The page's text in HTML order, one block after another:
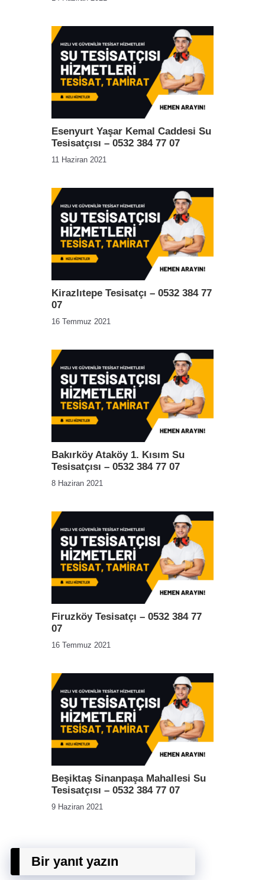
Esenyurt Yaşar Kemal Caddesi Su
Tesisatçısı – 0532 384 77 07
11 Haziran 2021
Kirazlıtepe Tesisatçı – 0532 384 77
07
16 Temmuz 2021
Bakırköy Ataköy 1. Kısım Su
Tesisatçısı – 0532 384 77 07
8 Haziran 2021
Firuzköy Tesisatçı – 0532 384 77
07
16 Temmuz 2021
Beşiktaş Sinanpaşa Mahallesi Su
Tesisatçısı – 0532 384 77 07
9 Haziran 2021
Bir yanıt yazın